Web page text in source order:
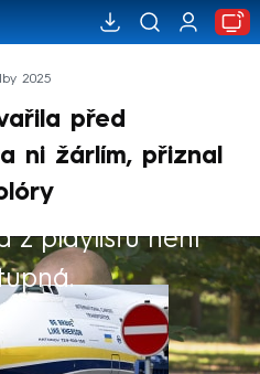
2025
před
ni žárlím, přiznal
z playlistu není